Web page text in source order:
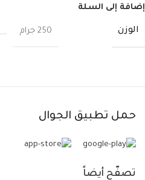
إضافة إلى السلة
الوزن 250 جرام
حمل تطبيق الجوال
تصفّح أيضاً